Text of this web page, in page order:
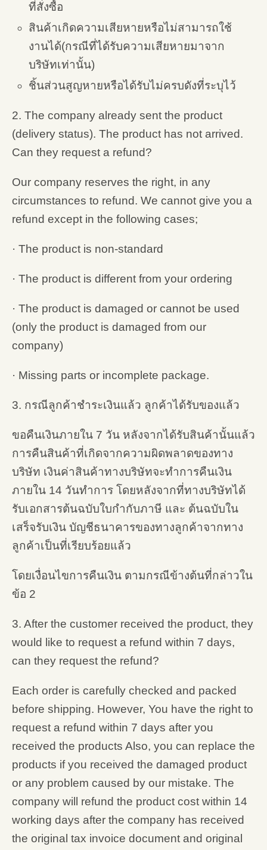
ที่สั่งซื้อ
สินค้าเกิดความเสียหายหรือไม่สามารถใช้
งานได้(กรณีที่ได้รับความเสียหายมาจาก
บริษัทเท่านั้น)
ชิ้นส่วนสูญหายหรือได้รับไม่ครบดังที่ระบุไว้
2. The company already sent the product
(delivery status). The product has not arrived.
Can they request a refund?
Our company reserves the right, in any
circumstances to refund. We cannot give you a
refund except in the following cases;
· The product is non-standard
· The product is different from your ordering
· The product is damaged or cannot be used
(only the product is damaged from our
company)
· Missing parts or incomplete package.
3. กรณีลูกค้าชำระเงินแล้ว ลูกค้าได้รับของแล้ว
ขอคืนเงินภายใน 7 วัน หลังจากได้รับสินค้านั้นแล้ว
การคืนสินค้าที่เกิดจากความผิดพลาดของทาง
บริษัท เงินค่าสินค้าทางบริษัทจะทำการคืนเงิน
ภายใน 14 วันทำการ โดยหลังจากที่ทางบริษัทได้
รับเอกสารต้นฉบับใบกำกับภาษี และ ต้นฉบับใน
เสร็จรับเงิน บัญชีธนาคารของทางลูกค้าจากทาง
ลูกค้าเป็นที่เรียบร้อยแล้ว
โดยเงื่อนไขการคืนเงิน ตามกรณีข้างต้นที่กล่าวใน
ข้อ 2
3. After the customer received the product, they
would like to request a refund within 7 days,
can they request the refund?
Each order is carefully checked and packed
before shipping. However, You have the right to
request a refund within 7 days after you
received the products Also, you can replace the
products if you received the damaged product
or any problem caused by our mistake. The
company will refund the product cost within 14
working days after the company has received
the original tax invoice document and original